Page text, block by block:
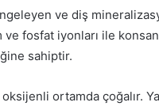
ve diş
fosfat iyonları ile
sahiptir.
ortamda çoğalır.